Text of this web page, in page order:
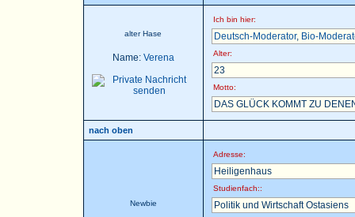
alter Hase
Name: Verena
Ich bin hier:
Deutsch-Moderator, Bio-
Alter:
23
Motto:
DAS GLÜCK KOMMT ZU
nach oben
Newbie
Adresse:
Heiligenhaus
Studienfach::
Politik und Wirtschaft Ostasiens